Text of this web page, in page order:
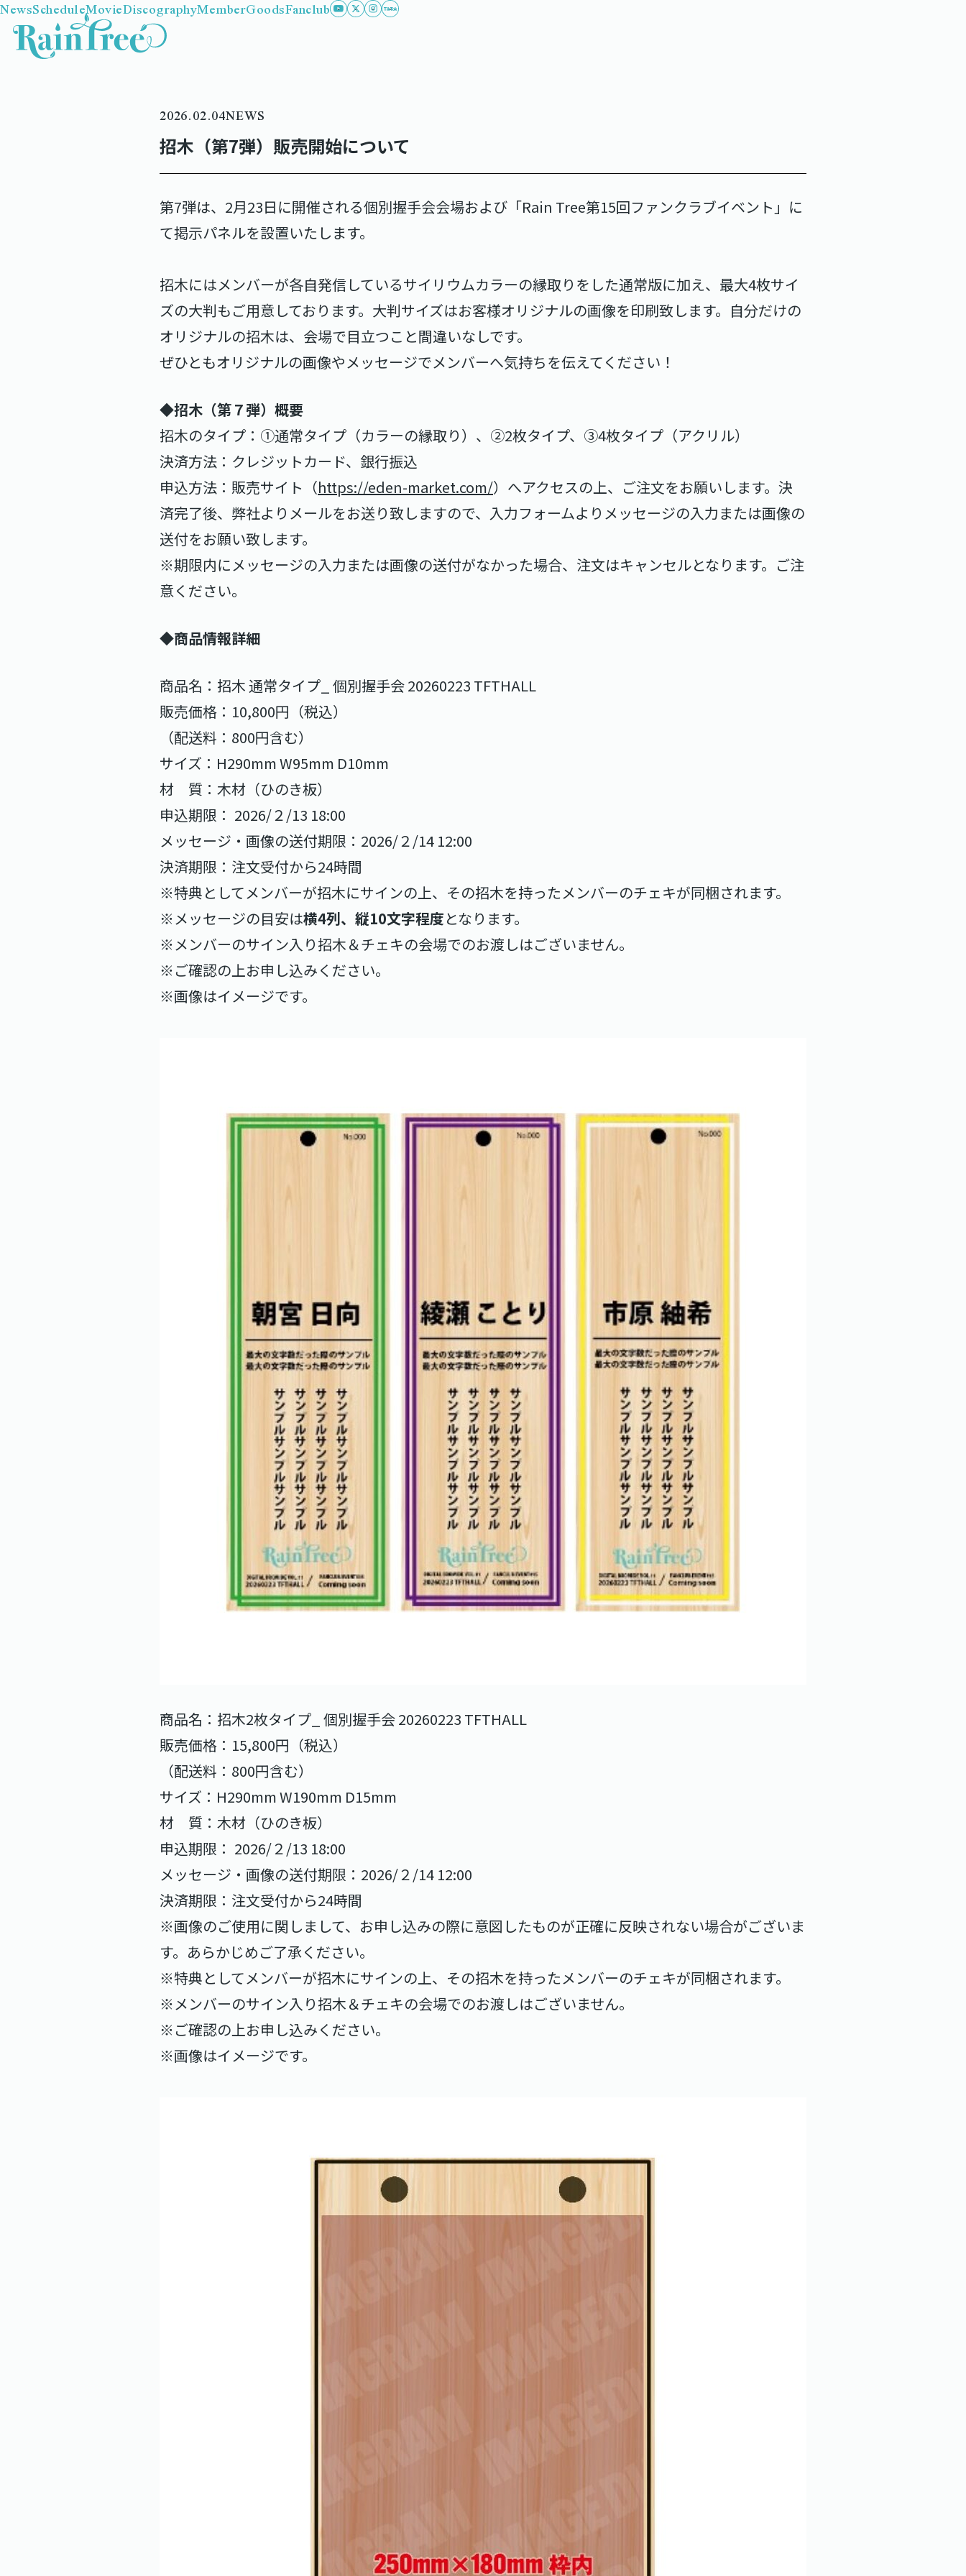
NewsScheduleMovieDiscographyMemberGoodsFanclub
2026.02.04NEWS
招木（第7弾）販売開始について
第7弾は、2月23日に開催される個別握手会会場および「Rain Tree第15回ファンクラブイベント」に
て掲示パネルを設置いたします。
招木にはメンバーが各自発信しているサイリウムカラーの縁取りをした通常版に加え、最大4枚サイ
ズの大判もご用意しております。大判サイズはお客様オリジナルの画像を印刷致します。自分だけの
オリジナルの招木は、会場で目立つこと間違いなしです。
ぜひともオリジナルの画像やメッセージでメンバーへ気持ちを伝えてください！
◆招木（第７弾）概要
招木のタイプ：①通常タイプ（カラーの縁取り）、②2枚タイプ、③4枚タイプ（アクリル）
決済方法：クレジットカード、銀行振込
申込方法：販売サイト（https://eden-market.com/）へアクセスの上、ご注文をお願いします。決
済完了後、弊社よりメールをお送り致しますので、入力フォームよりメッセージの入力または画像の
送付をお願い致します。
※期限内にメッセージの入力または画像の送付がなかった場合、注文はキャンセルとなります。ご注
意ください。
◆商品情報詳細
商品名：招木 通常タイプ_ 個別握手会 20260223 TFTHALL
販売価格：10,800円（税込）
（配送料：800円含む）
サイズ：H290mm W95mm D10mm
材 質：木材（ひのき板）
申込期限： 2026/２/13 18:00
メッセージ・画像の送付期限：2026/２/14 12:00
決済期限：注文受付から24時間
※特典としてメンバーが招木にサインの上、その招木を持ったメンバーのチェキが同梱されます。
※メッセージの目安は横4列、縦10文字程度となります。
※メンバーのサイン入り招木＆チェキの会場でのお渡しはございません。
※ご確認の上お申し込みください。
※画像はイメージです。
商品名：招木2枚タイプ_ 個別握手会 20260223 TFTHALL
販売価格：15,800円（税込）
（配送料：800円含む）
サイズ：H290mm W190mm D15mm
材 質：木材（ひのき板）
申込期限： 2026/２/13 18:00
メッセージ・画像の送付期限：2026/２/14 12:00
決済期限：注文受付から24時間
※画像のご使用に関しまして、お申し込みの際に意図したものが正確に反映されない場合がございま
す。あらかじめご了承ください。
※特典としてメンバーが招木にサインの上、その招木を持ったメンバーのチェキが同梱されます。
※メンバーのサイン入り招木＆チェキの会場でのお渡しはございません。
※ご確認の上お申し込みください。
※画像はイメージです。